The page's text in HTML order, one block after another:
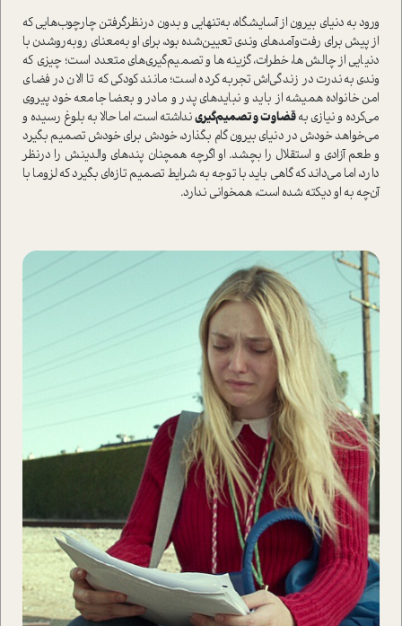
ورود به دنیای بیرون از آسایشگاه، به‌تنهایی و بدون در‌نظر‌گرفتن چارچوب‌هایی که
از پیش برای رفت‌وآمدهای وندی تعیین‌شده بود، برای او به‌معنای روبه‌رو‌شدن با
دنیایی از چالش‌ها، خطرات، گزینه‌ها و تصمیم‌گیری‌های متعدد ا‌ست؛ چیزی که
وندی به‌ندرت در زندگی‌اش تجربه کرده ا‌ست؛ مانند کودکی که تا الان در فضای
امن خانواده همیشه از باید و نبایدهای پدر و مادر و بعضا جامعه خود پیروی
می‌کرده و نیازی بهقضاوت و تصمیم‌گیرینداشته ا‌ست، اما حالا به بلوغ رسیده و
می‌خواهد خودش در دنیای بیرون گام بگذارد، خودش برای خودش تصمیم بگیرد
و طعم آزادی و ا‌ستقلال را بچشد. او اگرچه همچنان پندهای والدینش را در‌نظر
دارد، اما می‌داند که گاهی باید با توجه به شرایط تصمیم تازه‌ای بگیرد که لزوما با
آن‌چه به او دیکته شده ا‌ست، همخوانی ندارد.